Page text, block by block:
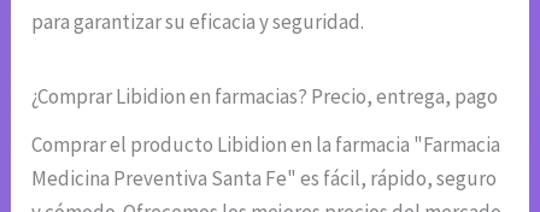
para garantizar su eficacia y seguridad.
¿Comprar Libidion en farmacias? Precio, entrega, pago
Comprar el producto Libidion en la farmacia "Farmacia
Medicina Preventiva Santa Fe" es fácil, rápido, seguro